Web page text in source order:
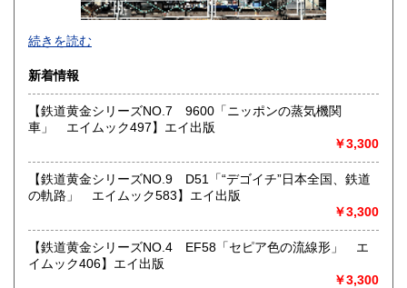
1,800円 大分県
宮崎県
沖縄県
東京都では「銀装堂」として営業しております。
基本的には同じ書店となります。
★★ご質問、ご要望はご注文前にお問合せ下さい。★★
★★電話・FAXでの在庫、状態確認及びご注文には対応しま
せん。
すべての方にメールでのお問い合わせを御案内してい
★★メールでのお問い合わせは、用件のみの場合スパムメー
ルと判断して返信いたしません。お名前もお願いいたしま
沿線名：★★電話・FAXでの在庫、状態確認及びご注文には
対応しません。お電話を頂いてもすべての方にメールでのお
続きを読む
新着情報
【鉄道黄金シリーズNO.7 9600「ニッポンの蒸気機関
車」 エイムック497】エイ出版
￥3,300
【鉄道黄金シリーズNO.9 D51「“デゴイチ”日本全国、鉄道
の軌路」 エイムック583】エイ出版
￥3,300
【鉄道黄金シリーズNO.4 EF58「セピア色の流線形」 エ
イムック406】エイ出版
￥3,300